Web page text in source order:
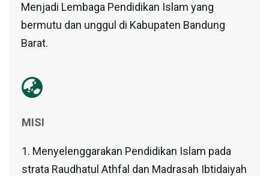
Menjadi Lembaga Pendidikan Islam yang
bermutu dan unggul di Kabupaten Bandung
Barat.
MISI
1. Menyelenggarakan Pendidikan Islam pada
strata Raudhatul Athfal dan Madrasah Ibtidaiyah